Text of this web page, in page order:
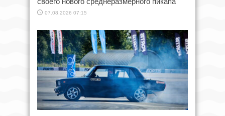
07.08.2026 07:15